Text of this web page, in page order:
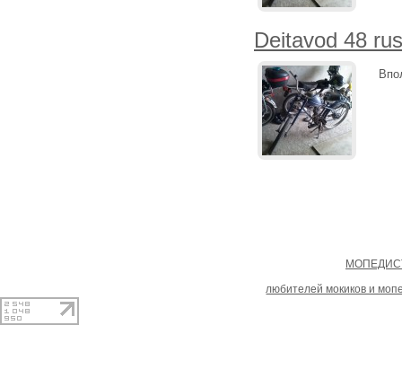
Deitavod 48 rus
любителей мокиков и